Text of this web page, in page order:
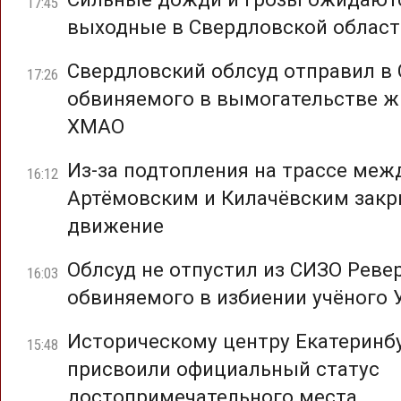
выходные в Свердловской
17:26 Свердловский облсуд отправил
обвиняемого в вымогательстве
ХМАО
16:12
Из-за подтопления на трассе
Артёмовским и Килачёвским
движение
16:03 Облсуд не отпустил из СИЗО
обвиняемого в избиении учёного
15:48
Историческому центру
присвоили официальный статус
достопримечательного места